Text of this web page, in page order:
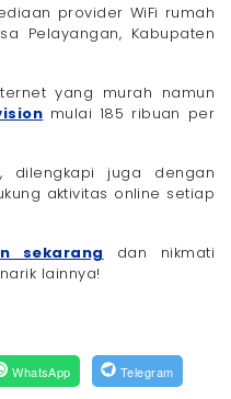
provider WiFi rumah
Pelayangan, Kabupaten
yang murah namun
mulai 185 ribuan per
dilengkapi juga dengan
aktivitas online setiap
sekarang dan nikmati
lainnya!
WhatsApp Telegram